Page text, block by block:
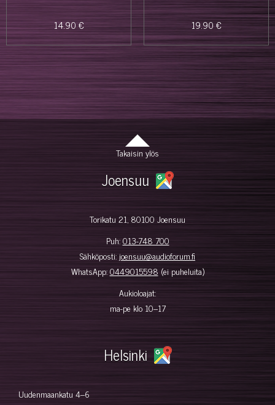
14.90 € 19.90 €
Takaisin ylös
Joensuu
Torikatu 21, 80100 Joensuu
Puh:013-748 700
Sähköposti: joensuu@audioforum.fi
WhatsApp:0449015598 (ei puheluita)
Aukioloajat:
ma-pe klo 10–17
Helsinki
Uudenmaankatu 4–6